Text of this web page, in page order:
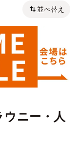
並べ替え
ニー・人